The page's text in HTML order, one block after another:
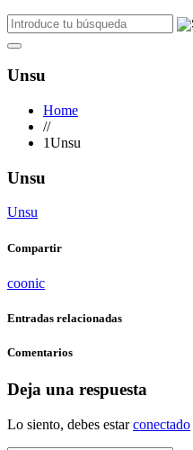
Unsu
Home
//
1Unsu
Unsu
Unsu
Compartir
coonic
Entradas relacionadas
Comentarios
Deja una respuesta
Lo siento, debes estarconectado